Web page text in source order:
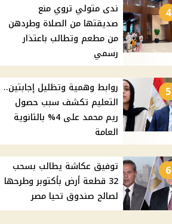
4
ندى متولي تروي منع
صديقتها من الصلاة وطردهن
من مطعم وتطالب باعتذار
رسمي
5
روابط وهمية وتظليل إجابتين..
التعليم تكشف سبب حصول
ريم محمد على 4% بالثانوية
العامة
6
توفيق عكاشة يطالب بسحب
32 قطعة أرض بأكتوبر وطرحها
لصالح صندوق تحيا مصر